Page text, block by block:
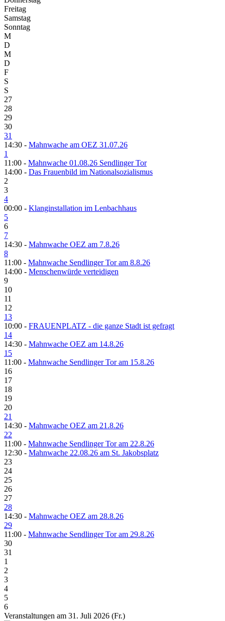
Freitag
Samstag
Sonntag
M
D
M
D
F
S
S
27
28
29
30
31
14:30 - Mahnwache am OEZ 31.07.26
1
11:00 - Mahnwache 01.08.26 Sendlinger Tor
14:00 - Das Frauenbild im Nationalsozialismus
2
3
4
00:00 - Klanginstallation im Lenbachhaus
5
6
7
14:30 - Mahnwache OEZ am 7.8.26
8
11:00 - Mahnwache Sendlinger Tor am 8.8.26
14:00 - Menschenwürde verteidigen
9
10
11
12
13
10:00 - FRAUENPLATZ - die ganze Stadt ist gefragt
14
14:30 - Mahnwache OEZ am 14.8.26
15
11:00 - Mahnwache Sendlinger Tor am 15.8.26
16
17
18
19
20
21
14:30 - Mahnwache OEZ am 21.8.26
22
11:00 - Mahnwache Sendlinger Tor am 22.8.26
12:30 - Mahnwache 22.08.26 am St. Jakobsplatz
23
24
25
26
27
28
14:30 - Mahnwache OEZ am 28.8.26
29
11:00 - Mahnwache Sendlinger Tor am 29.8.26
30
31
1
2
3
4
5
6
Veranstaltungen am 31. Juli 2026 (Fr.)